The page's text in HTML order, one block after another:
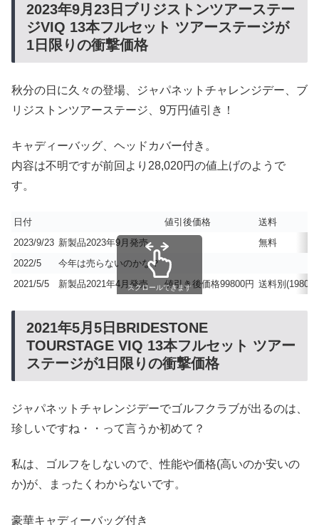
2023年9月23日ブリジストンツアーステー
ジVIQ 13本フルセット ツアーステージが
1日限りの衝撃価格
秋分の日に久々の登場、ジャパネットチャレンジデー、ブ
リジストンツアーステージ、9万円値引き！
キャディーバッグ、ヘッドカバー付き。
内容は不明ですが前回より28,020円の値上げのようで
す。
日付 値引後価格
送料
2023/9/23 新製品2023年9月発売
無料
2022/5
今年は売らないのかな？
2021/5/5
新製品2021年4月発売 値引き後価格99800円 送料別(1980
スクロールできます
2021年5月5日BRIDESTONE
TOURSTAGE VIQ 13本フルセット ツアー
ステージが1日限りの衝撃価格
ジャパネットチャレンジデーでゴルフクラブが出るのは、
珍しいですね・・って言うか初めて？
私は、ゴルフをしないので、性能や価格(高いのか安いの
か)が、まったくわからないです。
豪華キャディーバッグ付き